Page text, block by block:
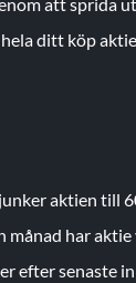
ditt köp
aktien till
månad har
efter senaste